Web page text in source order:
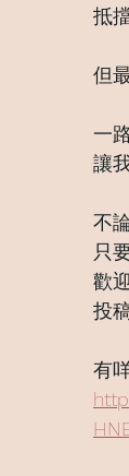
抵
但
一
讓
不
只
歡
投
有